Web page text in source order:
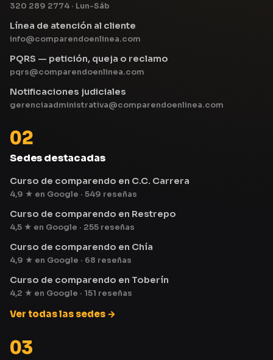
320 289 2774 · Lun-Sáb
Línea de atención al cliente
info@comparendoenlinea.com
PQRS — petición, queja o reclamo
pqrs@comparendoenlinea.com
Notificaciones judiciales
gerenciaadministrativa@comparendoenlinea.com
02
Sedes destacadas
Curso de comparendo en C.C. Carrera
4,9 ★ en Google · 549 reseñas
Curso de comparendo en Restrepo
4,5 ★ en Google · 255 reseñas
Curso de comparendo en Chía
4,9 ★ en Google · 68 reseñas
Curso de comparendo en Toberín
4,2 ★ en Google · 151 reseñas
Ver todas las sedes →
03